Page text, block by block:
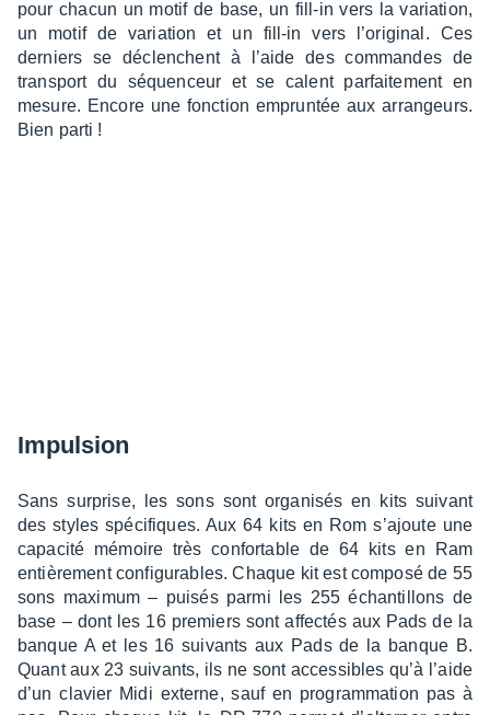
pour chacun un motif de base, un fill-in vers la varia­tion,
un motif de varia­tion et un fill-in vers l’ori­gi­nal. Ces
derniers se déclenchent à l’aide des commandes de
trans­port du séquen­ceur et se calent parfai­te­ment en
mesure. Encore une fonc­tion emprun­tée aux arran­geurs.
Bien parti !
Impul­sion
Sans surprise, les sons sont orga­ni­sés en kits suivant
des styles spéci­fiques. Aux 64 kits en Rom s’ajoute une
capa­cité mémoire très confor­table de 64 kits en Ram
entiè­re­ment confi­gu­rables. Chaque kit est composé de 55
sons maxi­mum – puisés parmi les 255 échan­tillons de
base – dont les 16 premiers sont affec­tés aux Pads de la
banque A et les 16 suivants aux Pads de la banque B.
Quant aux 23 suivants, ils ne sont acces­sibles qu’à l’aide
d’un clavier Midi externe, sauf en program­ma­tion pas à